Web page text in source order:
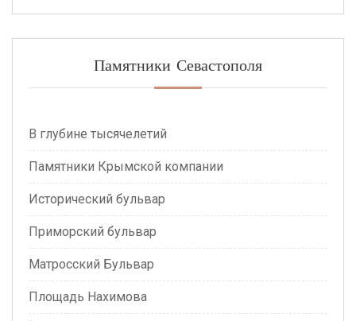
Памятники Севастополя
В глубине тысячелетий
Памятники Крымской компании
Исторический бульвар
Приморский бульвар
Матросский Бульвар
Площадь Нахимова